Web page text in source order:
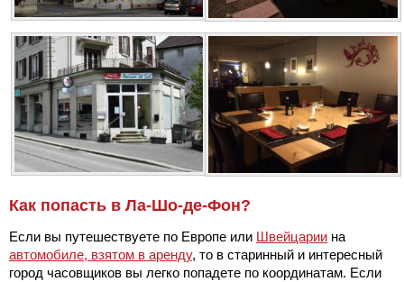
Как попасть в Ла-Шо-де-Фон?
Если вы путешествуете по Европе или Швейцарии на
автомобиле, взятом в аренду, то в старинный и интересный
город часовщиков вы легко попадете по координатам. Если